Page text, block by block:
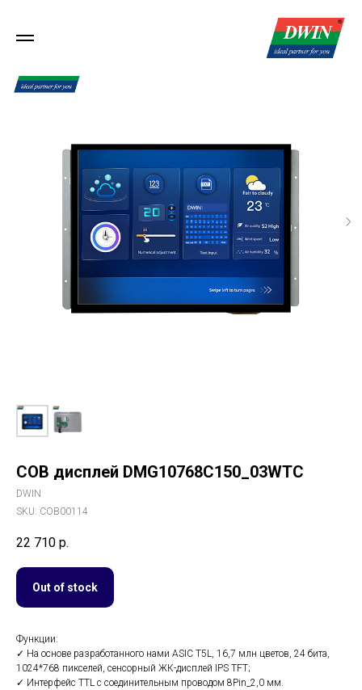
COB дисплей DMG10768C150_03WTC
DWIN
SKU: COB00114
22 710 р.
Out of stock
Функции:
✓ На основе разработанного нами ASIC T5L, 16,7 млн цветов, 24 бита,
1024*768 пикселей, сенсорный ЖК-дисплей IPS TFT;
✓ Интерфейс TTL с соединительным проводом 8Pin_2,0 мм.